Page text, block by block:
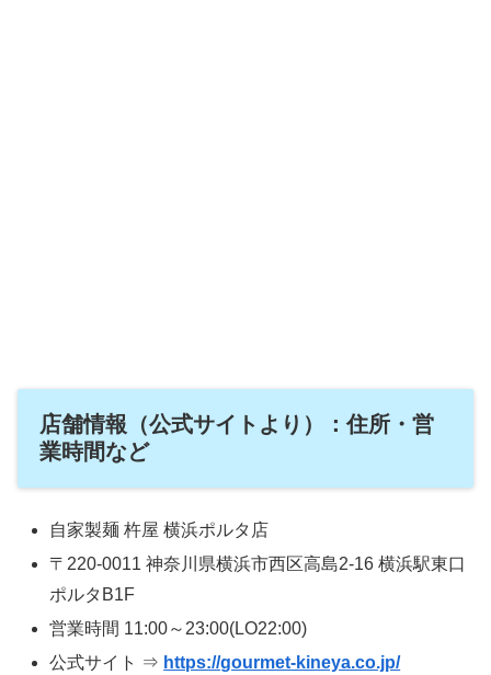
店舗情報（公式サイトより）：住所・営
業時間など
自家製麺 杵屋 横浜ポルタ店
〒220-0011 神奈川県横浜市西区高島2-16 横浜駅東口
ポルタB1F
営業時間 11:00～23:00(LO22:00)
公式サイト ⇒ https://gourmet-kineya.co.jp/